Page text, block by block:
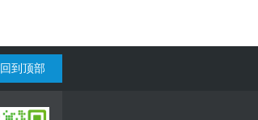
回到顶部